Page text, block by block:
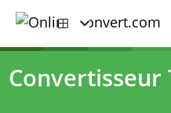
Convertisseur